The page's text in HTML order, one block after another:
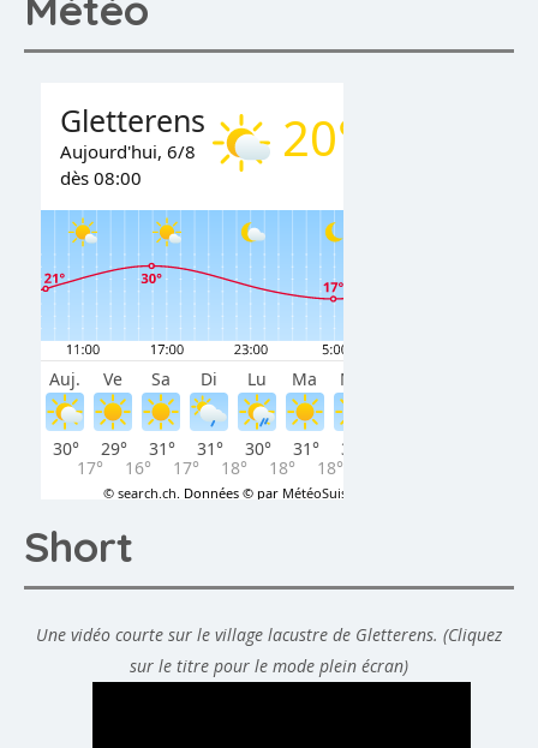
Short
Une vidéo courte sur le village lacustre de Gletterens. (Cliquez
sur le titre pour le mode plein écran)